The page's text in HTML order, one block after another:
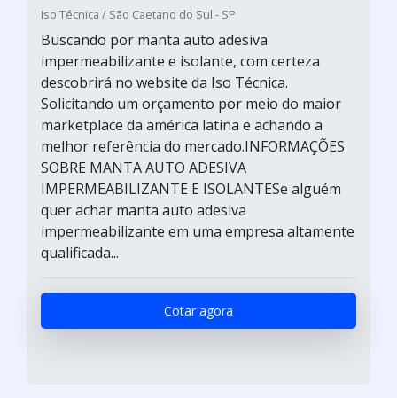
Iso Técnica / São Caetano do Sul - SP
Buscando por manta auto adesiva
impermeabilizante e isolante, com certeza
descobrirá no website da Iso Técnica.
Solicitando um orçamento por meio do maior
marketplace da américa latina e achando a
melhor referência do mercado.INFORMAÇÕES
SOBRE MANTA AUTO ADESIVA
IMPERMEABILIZANTE E ISOLANTESe alguém
quer achar manta auto adesiva
impermeabilizante em uma empresa altamente
qualificada...
Cotar agora